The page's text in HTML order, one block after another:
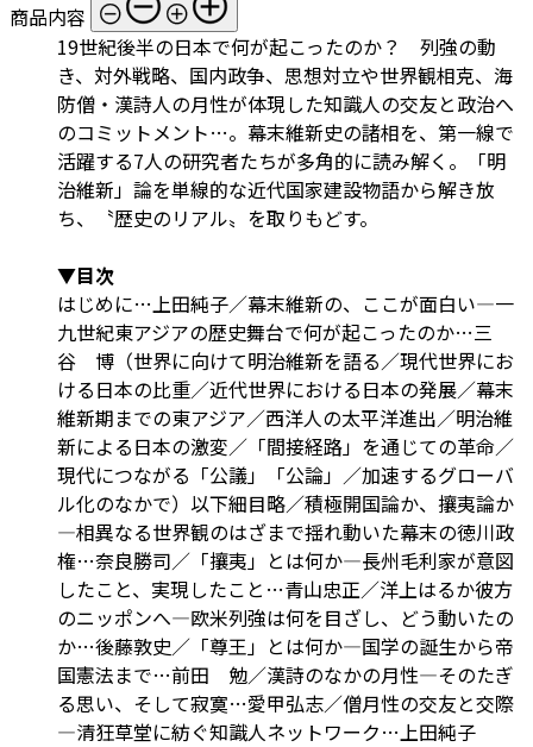
商品内容
19世紀後半の日本で何が起こったのか？ 列強の動
き、対外戦略、国内政争、思想対立や世界観相克、海
防僧・漢詩人の月性が体現した知識人の交友と政治へ
のコミットメント…。幕末維新史の諸相を、第一線で
活躍する7人の研究者たちが多角的に読み解く。「明
治維新」論を単線的な近代国家建設物語から解き放
ち、〝歴史のリアル〟を取りもどす。
▼目次
はじめに…上田純子／幕末維新の、ここが面白い―一
九世紀東アジアの歴史舞台で何が起こったのか…三
谷 博（世界に向けて明治維新を語る／現代世界にお
ける日本の比重／近代世界における日本の発展／幕末
維新期までの東アジア／西洋人の太平洋進出／明治維
新による日本の激変／「間接経路」を通じての革命／
現代につながる「公議」「公論」／加速するグローバ
ル化のなかで）以下細目略／積極開国論か、攘夷論か
―相異なる世界観のはざまで揺れ動いた幕末の徳川政
権…奈良勝司／「攘夷」とは何か―長州毛利家が意図
したこと、実現したこと…青山忠正／洋上はるか彼方
のニッポンへ―欧米列強は何を目ざし、どう動いたの
か…後藤敦史／「尊王」とは何か―国学の誕生から帝
国憲法まで…前田 勉／漢詩のなかの月性―そのたぎ
る思い、そして寂寞…愛甲弘志／僧月性の交友と交際
―清狂草堂に紡ぐ知識人ネットワーク…上田純子